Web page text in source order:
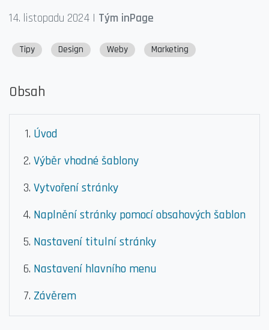
14. listopadu 2024 | Tým inPage
Tipy Design Weby Marketing
Obsah
Úvod
Výběr vhodné šablony
Vytvoření stránky
Naplnění stránky pomocí obsahových šablon
Nastavení titulní stránky
Nastavení hlavního menu
Závěrem